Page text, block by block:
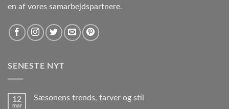
en af vores samarbejdspartnere.
SENESTE NYT
12
mar
Sæsonens trends, farver og stil